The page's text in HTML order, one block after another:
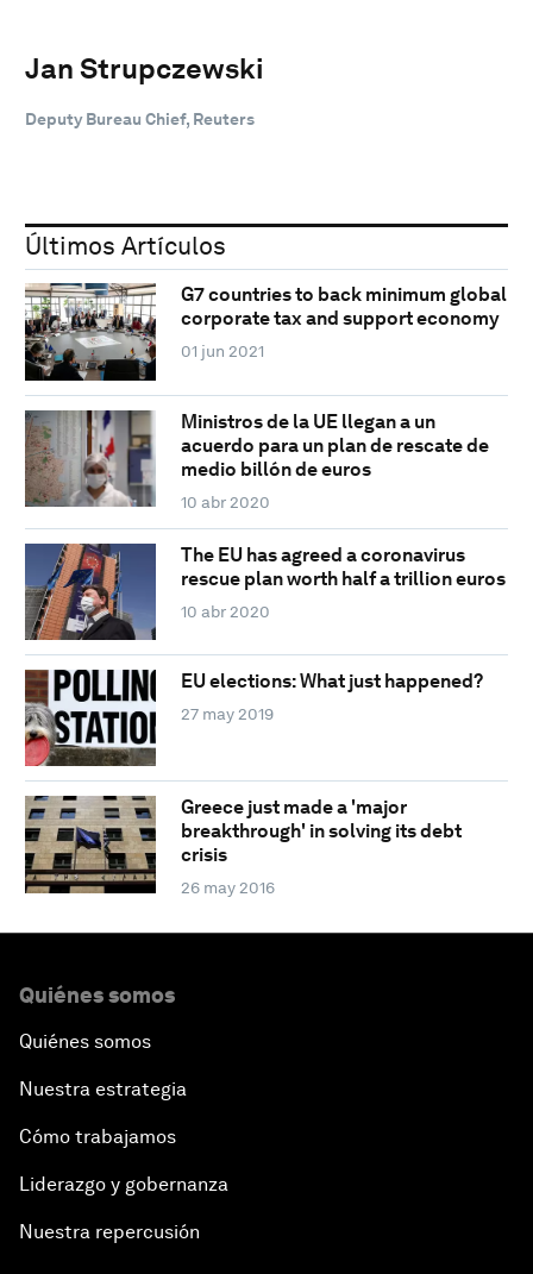
Jan Strupczewski
Deputy Bureau Chief, Reuters
Últimos Artículos
G7 countries to back minimum global
corporate tax and support economy
01 jun 2021
Ministros de la UE llegan a un
acuerdo para un plan de rescate de
medio billón de euros
10 abr 2020
The EU has agreed a coronavirus
rescue plan worth half a trillion euros
10 abr 2020
EU elections: What just happened?
27 may 2019
Greece just made a 'major
breakthrough' in solving its debt
crisis
26 may 2016
Quiénes somos
Quiénes somos
Nuestra estrategia
Cómo trabajamos
Liderazgo y gobernanza
Nuestra repercusión